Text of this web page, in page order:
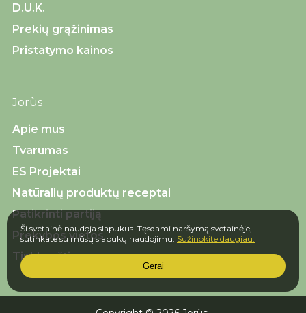
D.U.K.
Prekių grąžinimas
Pristatymo kainos
Jorùs
Apie mus
Tvarumas
ES Projektai
Natūralių produktų receptai
Patikrinti partiją
Prekybos vietos
Tinklaraštis
Ši svetainė naudoja slapukus. Tęsdami naršymą svetainėje,
sutinkate su mūsų slapukų naudojimu. Sužinokite daugiau.
Gerai